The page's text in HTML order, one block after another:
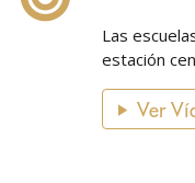
Las
estación
Ver